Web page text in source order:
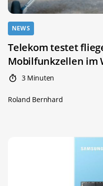
NEWS
Telekom testet
Mobilfunkzellen im
3 Minuten
Roland Bernhard